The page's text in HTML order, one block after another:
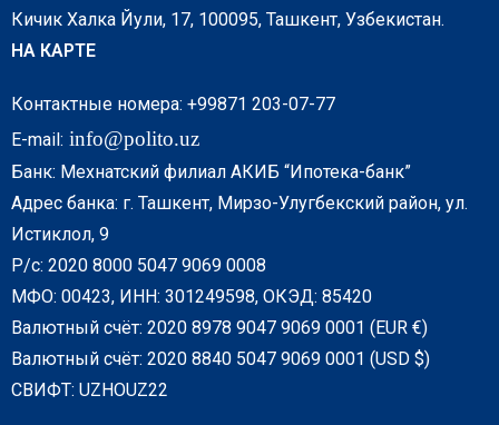
Кичик Халка Йули, 17, 100095, Ташкент, Узбекистан.
НА КАРТЕ
Контактные номера: +99871 203-07-77
E-mail: info@polito.uz
Банк: Мехнатский филиал АКИБ “Ипотека-банк”
Адрес банка: г. Ташкент, Мирзо-Улугбекский район, ул.
Истиклол, 9
Р/с: 2020 8000 5047 9069 0008
МФО: 00423, ИНН: 301249598, ОКЭД: 85420
Валютный счёт: 2020 8978 9047 9069 0001 (EUR €)
Валютный счёт: 2020 8840 5047 9069 0001 (USD $)
СВИФТ: UZHOUZ22